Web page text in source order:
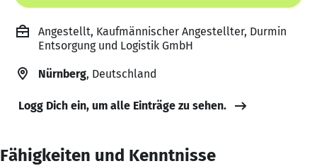
Angestellt, Kaufmännischer Angestellter, Durmin
Entsorgung und Logistik GmbH
Nürnberg, Deutschland
Logg Dich ein, um alle Einträge zu sehen.
Fähigkeiten und Kenntnisse